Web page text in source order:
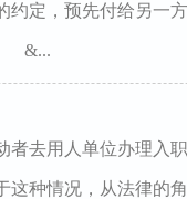
约定，预先付给另一
&...
者去用人单位办理入
这种情况，从法律的